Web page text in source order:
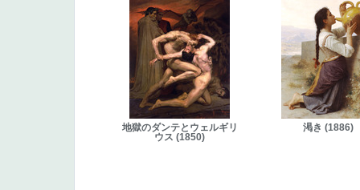
地獄のダンテとウェルギリ
ウス (1850)
渇き (1886)